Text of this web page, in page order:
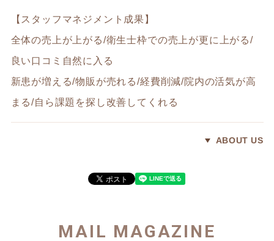
【スタッフマネジメント成果】
全体の売上が上がる/衛生士枠での売上が更に上がる/
良い口コミ自然に入る
新患が増える/物販が売れる/経費削減/院内の活気が高
まる/自ら課題を探し改善してくれる
ABOUT US
MAIL MAGAZINE